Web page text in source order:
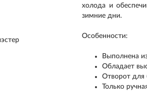
холода и
зимние дни.
Особенности:
Выполнена
Обладает
Отворот для
Только